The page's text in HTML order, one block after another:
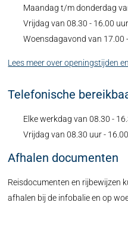
Maandag t/m donderdag
Vrijdag van 08.30 - 16.00 uur
Woensdagavond van 17.00
Lees meer over openingstijden
Telefonische
Elke werkdag van 08.30 -
Vrijdag van 08.30 uur -
Afhalen documenten
Reisdocumenten en rijbewijzen
afhalen bij de infobalie en op